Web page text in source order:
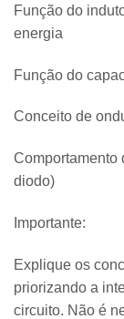
Função do
energia
Função do
Conceito de
Comportamento
diodo)
Importante:
Explique os
priorizando a
circuito. Não é